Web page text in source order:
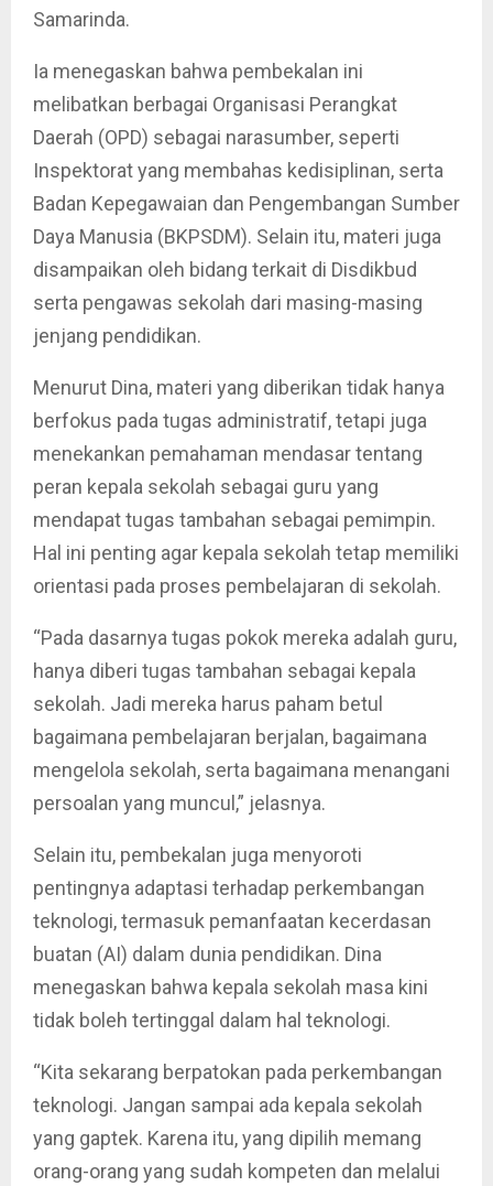
Samarinda.
Ia menegaskan bahwa pembekalan ini
melibatkan berbagai Organisasi Perangkat
Daerah (OPD) sebagai narasumber, seperti
Inspektorat yang membahas kedisiplinan, serta
Badan Kepegawaian dan Pengembangan Sumber
Daya Manusia (BKPSDM). Selain itu, materi juga
disampaikan oleh bidang terkait di Disdikbud
serta pengawas sekolah dari masing-masing
jenjang pendidikan.
Menurut Dina, materi yang diberikan tidak hanya
berfokus pada tugas administratif, tetapi juga
menekankan pemahaman mendasar tentang
peran kepala sekolah sebagai guru yang
mendapat tugas tambahan sebagai pemimpin.
Hal ini penting agar kepala sekolah tetap memiliki
orientasi pada proses pembelajaran di sekolah.
“Pada dasarnya tugas pokok mereka adalah guru,
hanya diberi tugas tambahan sebagai kepala
sekolah. Jadi mereka harus paham betul
bagaimana pembelajaran berjalan, bagaimana
mengelola sekolah, serta bagaimana menangani
persoalan yang muncul,” jelasnya.
Selain itu, pembekalan juga menyoroti
pentingnya adaptasi terhadap perkembangan
teknologi, termasuk pemanfaatan kecerdasan
buatan (AI) dalam dunia pendidikan. Dina
menegaskan bahwa kepala sekolah masa kini
tidak boleh tertinggal dalam hal teknologi.
“Kita sekarang berpatokan pada perkembangan
teknologi. Jangan sampai ada kepala sekolah
yang gaptek. Karena itu, yang dipilih memang
orang-orang yang sudah kompeten dan melalui